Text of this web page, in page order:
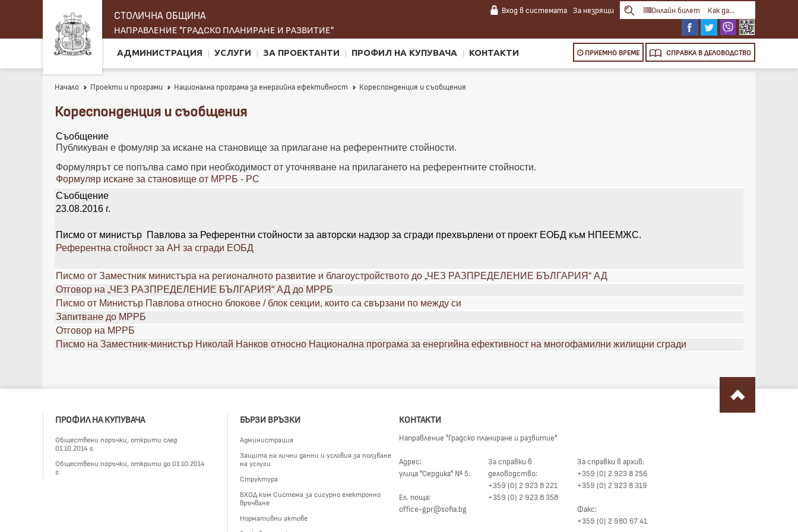
СТОЛИЧНА ОБЩИНА
НАПРАВЛЕНИЕ "ГРАДСКО ПЛАНИРАНЕ И РАЗВИТИЕ"
Вход в системата За незрящи Онлайн билет Как да...
АДМИНИСТРАЦИЯ УСЛУГИ ЗА ПРОЕКТАНТИ ПРОФИЛ НА КУПУВАЧА КОНТАКТИ ПРИЕМНО ВРЕМЕ СПРАВКА В ДЕЛОВОДСТВО
Начало Проекти и програми Национална програма за енергийна ефективност Кореспонденция и съобщения
Кореспонденция и съобщения
Съобщение
Публикуван е фомуляр за искане на становище за прилагане на референтните стойности.
Формулярът се попълва само при необходимост от уточняване на прилагането на референтните стойности.
Формуляр искане за становище от МРРБ - РС
Съобщение
23.08.2016 г.
Писмо от министър Павлова за Референтни стойности за авторски надзор за сгради прехвърлени от проект ЕОБД към НПЕЕМЖС.
Референтна стойност за АН за сгради ЕОБД
Писмо от Заместник министъра на регионалното развитие и благоустройството до „ЧЕЗ РАЗПРЕДЕЛЕНИЕ БЪЛГАРИЯ“ АД
Отговор на „ЧЕЗ РАЗПРЕДЕЛЕНИЕ БЪЛГАРИЯ“ АД до МРРБ
Писмо от Министър Павлова относно блокове / блок секции, които са свързани по между си
Запитване до МРРБ
Отговор на МРРБ
Писмо на Заместник-министър Николай Нанков относно Национална програма за енергийна ефективност на многофамилни жилищни сгради
ПРОФИЛ НА КУПУВАЧА
Обществени поръчки, открити след
01.10.2014 г.
Обществени поръчки, открити до 01.10.2014
г.
БЪРЗИ ВРЪЗКИ
Администрация
Защита на лични данни и условия за ползване
на услуги
Структура
ВХОД към Система за сигурно електронно
връчване
Нормативни актове
КОНТАКТИ
Направление "Градско планиране и развитие"
Адрес:
улица "Сердика" № 5.
Ел. поща:
office-gpr@sofia.bg
За справки в
деловодство:
+359 (0) 2 923 8 221
+359 (0) 2 923 8 358
За справки в архив:
+359 (0) 2 923 8 256
+359 (0) 2 923 8 319
Факс:
+359 (0) 2 980 67 41